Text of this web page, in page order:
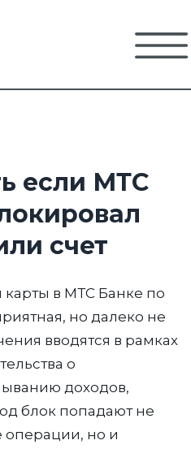
если МТС
счет
карты в МТС Банке по
но далеко не
вводятся в рамках
о
доходов,
блок попадают не
операции, но и